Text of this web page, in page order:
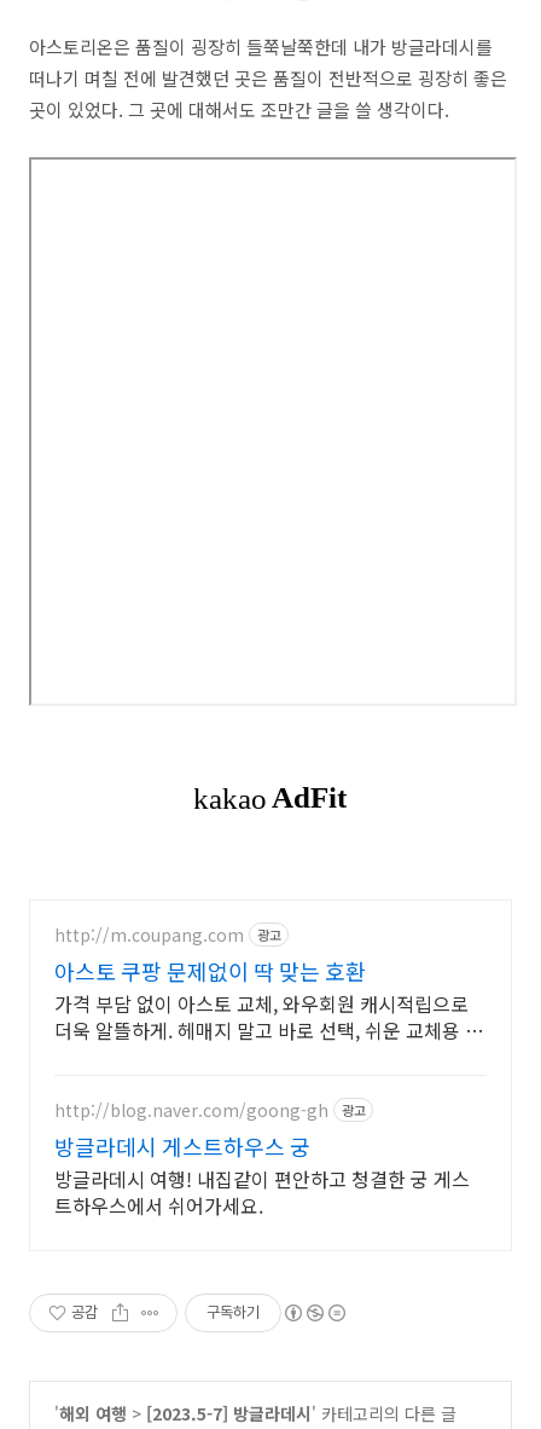
아스토리온은 품질이 굉장히 들쭉날쭉한데 내가 방글라데시를
떠나기 며칠 전에 발견했던 곳은 품질이 전반적으로 굉장히 좋은
곳이 있었다. 그 곳에 대해서도 조만간 글을 쓸 생각이다.
http://m.coupang.com 광고
아스토 쿠팡 문제없이 딱 맞는 호환
가격 부담 없이 아스토 교체, 와우회원 캐시적립으로
더욱 알뜰하게. 헤매지 말고 바로 선택, 쉬운 교체용 액
http://blog.naver.com/goong-gh 광고
방글라데시 게스트하우스 궁
방글라데시 여행! 내집같이 편안하고 청결한 궁 게스
트하우스에서 쉬어가세요.
공감 구독하기
'해외 여행 > [2023.5-7] 방글라데시' 카테고리의 다른 글